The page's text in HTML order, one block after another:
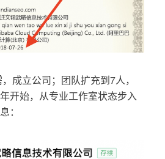
成立公司；团队扩充到7人，
开始，从专业工作室状态步入
：